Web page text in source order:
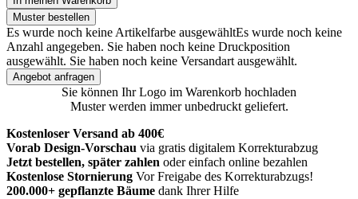
Muster bestellen
Es wurde noch keine Artikelfarbe ausgewähltEs wurde noch keine
Anzahl angegeben. Sie haben noch keine Druckposition
ausgewählt. Sie haben noch keine Versandart ausgewählt.
Angebot anfragen
Sie können Ihr Logo im Warenkorb hochladen
Muster werden immer unbedruckt geliefert.
Kostenloser Versand ab 400€
Vorab Design-Vorschau via gratis digitalem Korrekturabzug
Jetzt bestellen, später zahlen oder einfach online bezahlen
Kostenlose Stornierung Vor Freigabe des Korrekturabzugs!
200.000+ gepflanzte Bäume dank Ihrer Hilfe